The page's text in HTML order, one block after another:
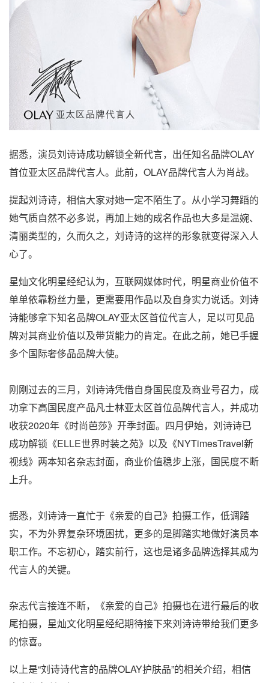
据悉，演员刘诗诗成功解锁全新代言，出任知名品牌OLAY
首位亚太区品牌代言人。此前，OLAY品牌代言人为肖战。
提起刘诗诗，相信大家对她一定不陌生了。从小学习舞蹈的
她气质自然不必多说，再加上她的成名作品也大多是温婉、
清丽类型的，久而久之，刘诗诗的这样的形象就变得深入人
心了。
星灿文化明星经纪认为，互联网媒体时代，明星商业价值不
单单依靠粉丝力量，更需要用作品以及自身实力说话。刘诗
诗能够拿下知名品牌OLAY亚太区首位代言人，足以可见品
牌对其商业价值以及带货能力的肯定。在此之前，她已手握
多个国际奢侈品品牌大使。
刚刚过去的三月，刘诗诗凭借自身国民度及商业号召力，成
功拿下高国民度产品凡士林亚太区首位品牌代言人，并成功
收获2020年《时尚芭莎》开季封面。四月伊始，刘诗诗已
成功解锁《ELLE世界时装之苑》以及《NYTimesTravel新
视线》两本知名杂志封面，商业价值稳步上涨，国民度不断
上升。
据悉，刘诗诗一直忙于《亲爱的自己》拍摄工作，低调踏
实，不为外界复杂环境困扰，更多的是脚踏实地做好演员本
职工作。不忘初心，踏实前行，这也是诸多品牌选择其成为
代言人的关键。
杂志代言接连不断，《亲爱的自己》拍摄也在进行最后的收
尾拍摄，星灿文化明星经纪期待接下来刘诗诗带给我们更多
的惊喜。
以上是“刘诗诗代言的品牌OLAY护肤品”的相关介绍，相信